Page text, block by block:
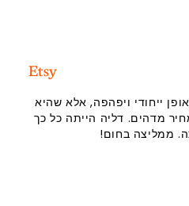
ייחודי ויפהפה, אלא שהיא
מדהים. דליה הייתה כל כך
ממליצה בחום!